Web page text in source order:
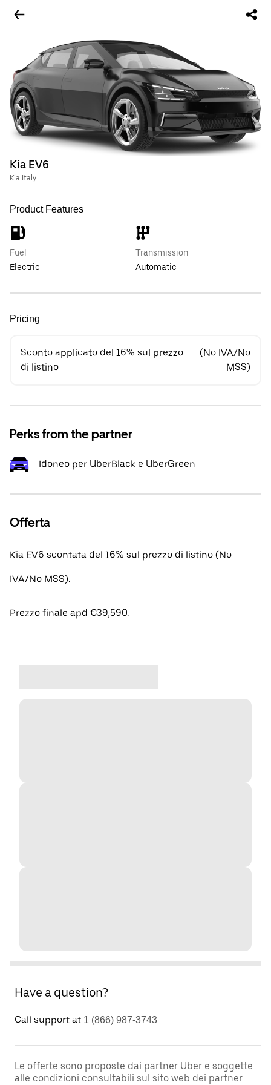
Kia EV6
Kia Italy
Product Features
Fuel
Electric
Transmission
Automatic
Pricing
Sconto applicato del 16% sul prezzo
di listino
(No IVA/No
MSS)
Perks from the partner
Idoneo per UberBlack e UberGreen
Offerta
Kia EV6 scontata del 16% sul prezzo di listino (No
IVA/No MSS).
Prezzo finale apd €39,590.
Have a question?
Call support at 1 (866) 987-3743
Le offerte sono proposte dai partner Uber e soggette
alle condizioni consultabili sul sito web dei partner.